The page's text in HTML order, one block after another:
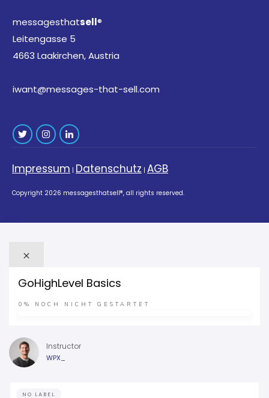
messagesthatsell®
Leitengasse 5
4663 Laakirchen, Austria
iwant@messages-that-sell.com
Impressum | Datenschutz | AGB
Copyright 2026 messagesthatsell®, all rights reserved.
GoHighLevel Basics
0% NOCH NICHT GESTARTET
Instructor
WPX_
NO LABEL